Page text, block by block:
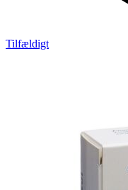
Tilfældigt